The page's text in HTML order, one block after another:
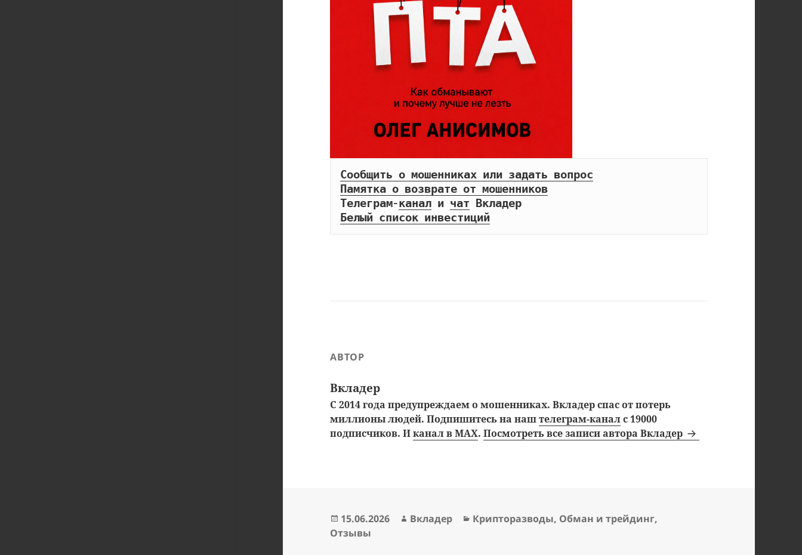
Сообщить о мошенниках или задать вопрос
Памятка о возврате от мошенников
Телеграм-канал и чат
Вкладер
Белый список инвестиций
АВТОР
Вкладер
С 2014 года предупреждаем о мошенниках. Вкладер спас от потерь
миллионы людей. Подпишитесь на наштелеграм-каналс 19000
подписчиков. Иканал в MAX.Посмотреть все записи автора Вкладер
Опубликовано
15.06.2026 Автор
Вкладер Рубрики
Крипторазводы, Обман и трейдинг,
Отзывы